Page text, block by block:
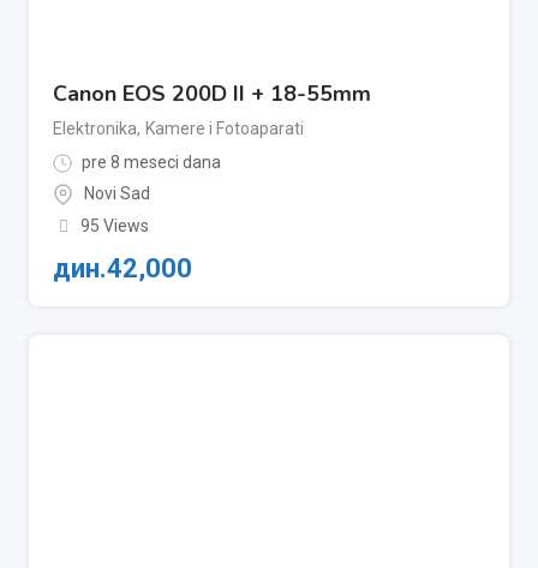
Canon EOS 200D II + 18-55mm
Elektronika, Kamere i Fotoaparati
pre 8 meseci dana
Novi Sad
95 Views
дин.42,000